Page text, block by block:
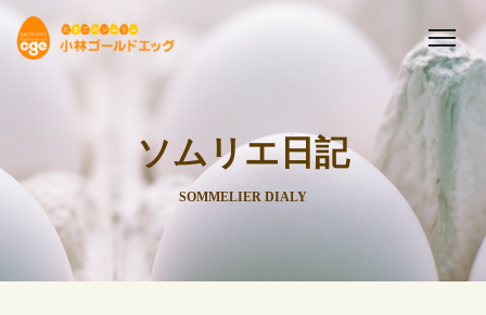
ソムリエ日記
SOMMELIER DIALY